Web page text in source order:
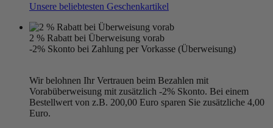
Unsere beliebtesten Geschenkartikel
2 % Rabatt bei Überweisung vorab
-2% Skonto bei Zahlung per Vorkasse (Überweisung)
Wir belohnen Ihr Vertrauen beim Bezahlen mit
Vorabüberweisung mit zusätzlich -2% Skonto. Bei einem
Bestellwert von z.B. 200,00 Euro sparen Sie zusätzliche 4,00
Euro.